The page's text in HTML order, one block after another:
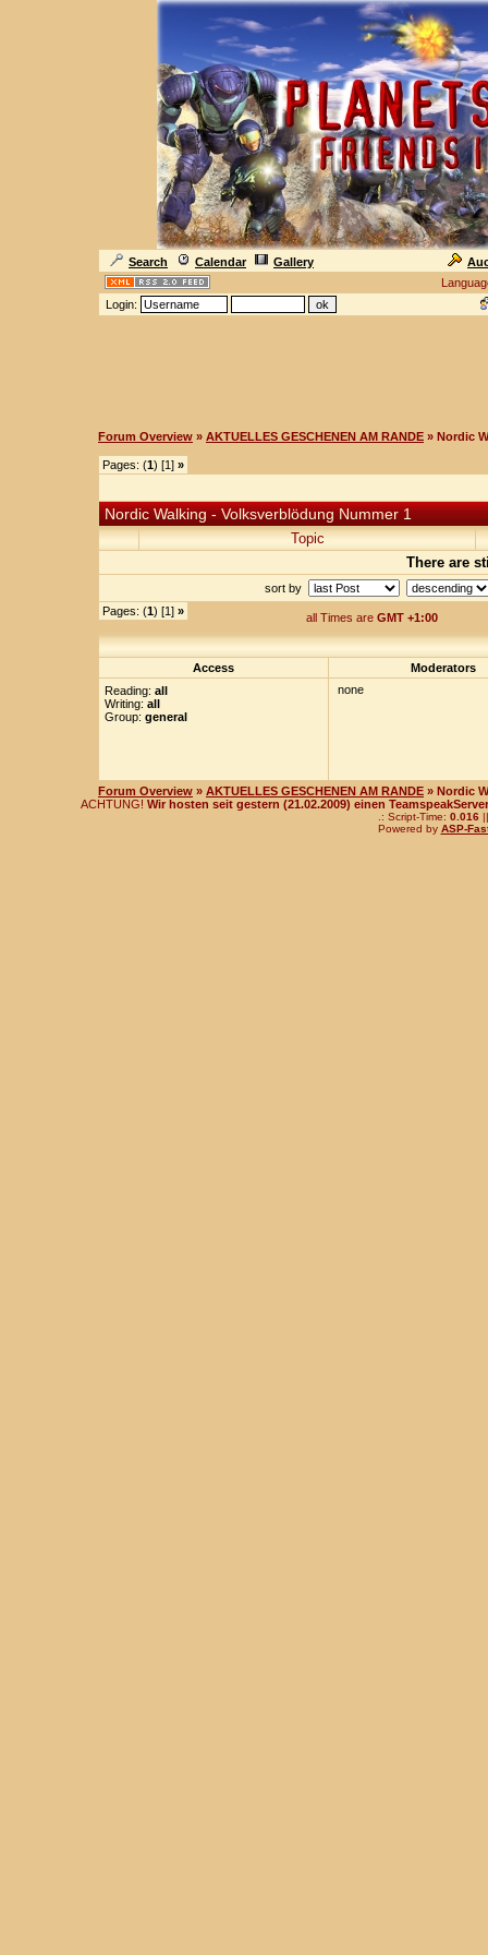
Search Calendar Gallery
Login:
Forum Overview » AKTUELLES GESCHENEN AM RANDE » Nordic
Pages: (1) [1] »
Nordic Walking - Volksverblödung Nummer 1
Topic
There are
sort by
Pages: (1) [1] » all Times are GMT +1:00
Access
Moderators
Reading: all
Writing: all
Group: general
none
Forum Overview » AKTUELLES GESCHENEN AM RANDE » Nordic
ACHTUNG! Wir hosten seit gestern (21.02.2009) einen
.: Script-Time: 0.016||
Powered by ASP-